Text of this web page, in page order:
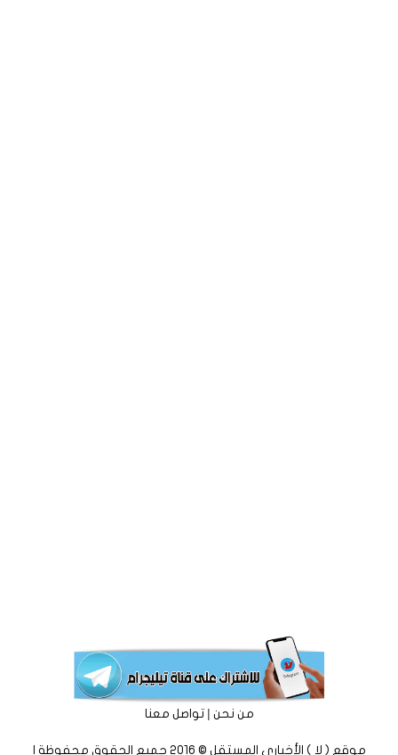
من نحن|تواصل معنا
موقع ( لا ) الأخباري المستقل © 2016 جميع الحقوق محفوظة |